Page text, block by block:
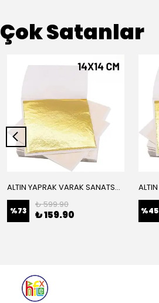
Çok Satanlar
ALTIN YAPRAK VARAK SANATSAL BÜYÜK BOY FOLYO EPOKSİ REÇİNE NAİL ART 16 ADET 14X14 CM ALTIN RENK
%73
₺ 599.90
₺ 159.90 %45